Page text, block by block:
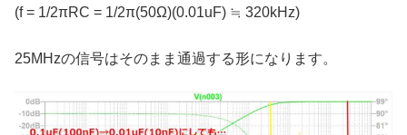
(f = 1/2πRC = 1/2π(50Ω)(0.01uF) ≒ 320kHz)
25MHzの信号はそのまま通過する形になります。